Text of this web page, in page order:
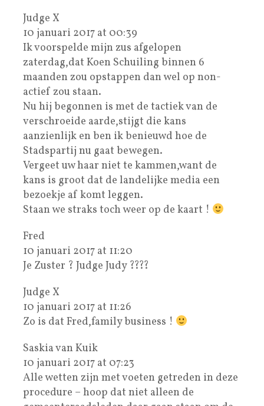
Judge X
10 januari 2017 at 00:39
Ik voorspelde mijn zus afgelopen
zaterdag,dat Koen Schuiling binnen 6
maanden zou opstappen dan wel op non-
actief zou staan.
Nu hij begonnen is met de tactiek van de
verschroeide aarde,stijgt die kans
aanzienlijk en ben ik benieuwd hoe de
Stadspartij nu gaat bewegen.
Vergeet uw haar niet te kammen,want de
kans is groot dat de landelijke media een
bezoekje af komt leggen.
Staan we straks toch weer op de kaart !
Fred
10 januari 2017 at 11:20
Je Zuster ? Judge Judy ????
Judge X
10 januari 2017 at 11:26
Zo is dat Fred,family business !
Saskia van Kuik
10 januari 2017 at 07:23
Alle wetten zijn met voeten getreden in deze
procedure – hoop dat niet alleen de